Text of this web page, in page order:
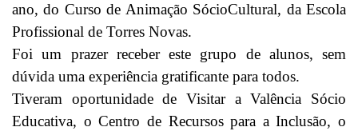
ano, do Curso de Animação SócioCultural, da Escola
Profissional de Torres Novas.
Foi um prazer receber este grupo de alunos, sem
dúvida uma experiência gratificante para todos.
Tiveram oportunidade de Visitar a Valência Sócio
Educativa, o Centro de Recursos para a Inclusão, o